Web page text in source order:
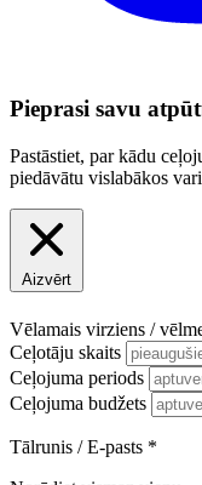
Pieprasi savu
Pastāstiet, par kādu
piedāvātu vislabākos
Aizvērt
Vēlamais virziens /
Ceļotāju skaits
Ceļojuma periods
Ceļojuma budžets
Tālrunis / E-pasts *